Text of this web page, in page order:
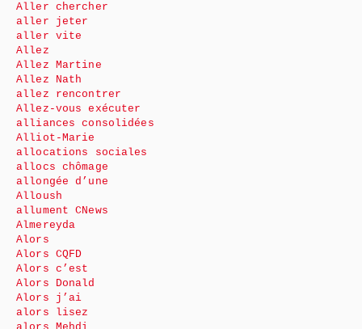
Aller chercher
aller jeter
aller vite
Allez
Allez Martine
Allez Nath
allez rencontrer
Allez-vous exécuter
alliances consolidées
Alliot-Marie
allocations sociales
allocs chômage
allongée d’une
Alloush
allument CNews
Almereyda
Alors
Alors CQFD
Alors c’est
Alors Donald
Alors j’ai
alors lisez